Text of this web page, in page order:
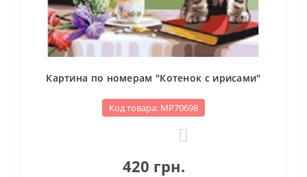
Картина по номерам "Котенок с ирисами"
Код товара: МР70698
420 грн.